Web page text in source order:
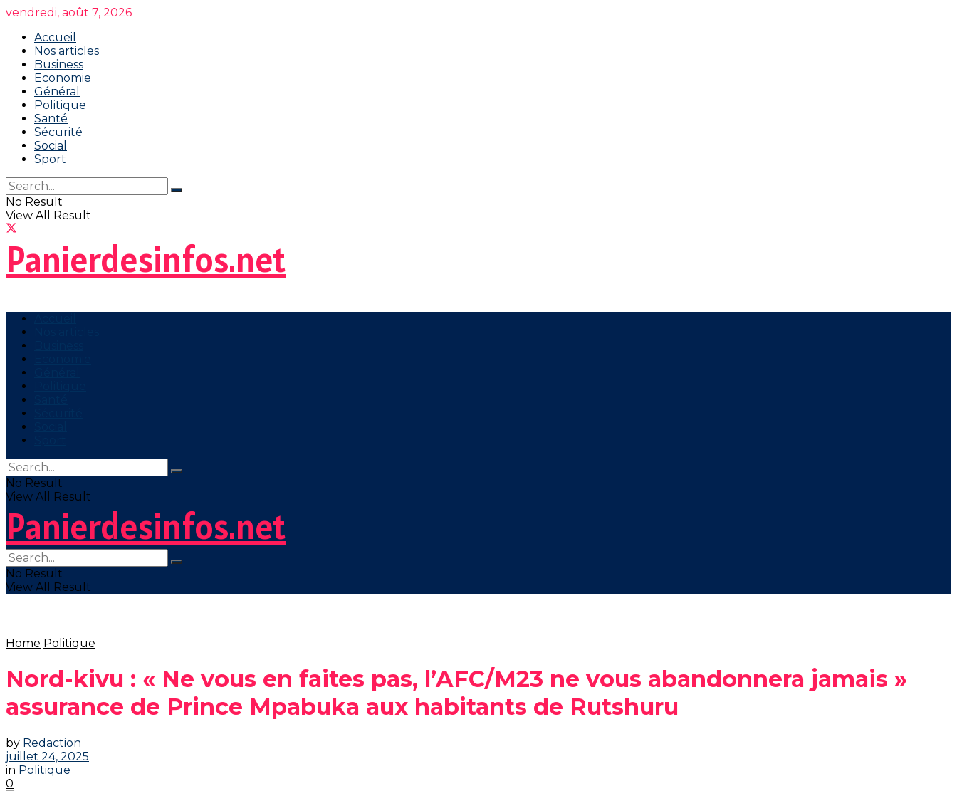
vendredi, août 7, 2026
Accueil
Nos articles
Business
Economie
Général
Politique
Santé
Sécurité
Social
Sport
No Result
View All Result
Panierdesinfos.net
No Result
View All Result
Panierdesinfos.net
No Result
View All Result
Home Politique
Nord-kivu : « Ne vous en faites pas, l’AFC/M23 ne vous abandonnera jamais »
assurance de Prince Mpabuka aux habitants de Rutshuru
by Redaction
juillet 24, 2025
in Politique
0